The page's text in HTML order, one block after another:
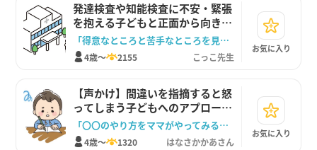
発達検査や知能検査に不安・緊張
を抱える子どもと正面から向き合
うコミュニケーション
「得意なところと苦手なところを見つける検査だよ」
4歳～ 2155 こっこ先生
お気に入り
【声かけ】間違いを指摘すると怒
ってしまう子どもへのアプローチ
方法
「〇〇のやり方をママがやってみるね。よく見ててね」
4歳～ 1320 はなさかかあさん
お気に入り